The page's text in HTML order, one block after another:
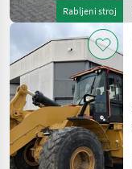
Rabljeni stroj